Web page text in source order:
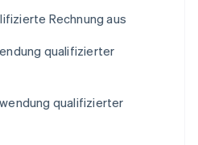
Rechnung aus
qualifizierter
qualifizierter